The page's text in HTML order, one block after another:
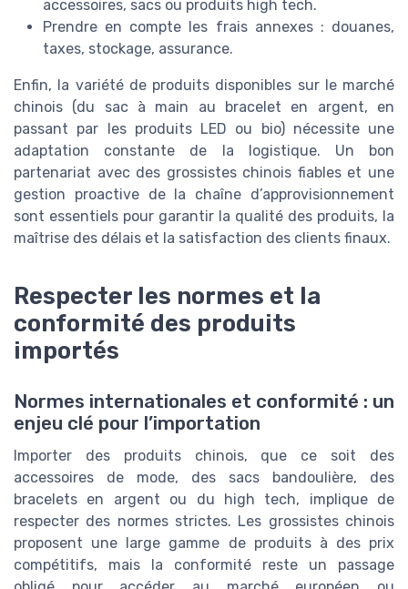
accessoires, sacs ou produits high tech.
Prendre en compte les frais annexes : douanes,
taxes, stockage, assurance.
Enfin, la variété de produits disponibles sur le marché
chinois (du sac à main au bracelet en argent, en
passant par les produits LED ou bio) nécessite une
adaptation constante de la logistique. Un bon
partenariat avec des grossistes chinois fiables et une
gestion proactive de la chaîne d’approvisionnement
sont essentiels pour garantir la qualité des produits, la
maîtrise des délais et la satisfaction des clients finaux.
Respecter les normes et la
conformité des produits
importés
Normes internationales et conformité : un
enjeu clé pour l’importation
Importer des produits chinois, que ce soit des
accessoires de mode, des sacs bandoulière, des
bracelets en argent ou du high tech, implique de
respecter des normes strictes. Les grossistes chinois
proposent une large gamme de produits à des prix
compétitifs, mais la conformité reste un passage